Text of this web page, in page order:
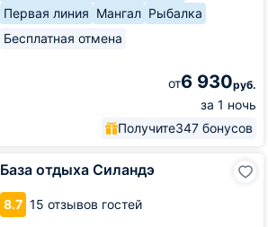
Первая линия Мангал Рыбалка
Бесплатная отмена
от6 930руб.
за 1 ночь
Получите347 бонусов
База отдыха Силандэ
8.7 15 отзывов гостей